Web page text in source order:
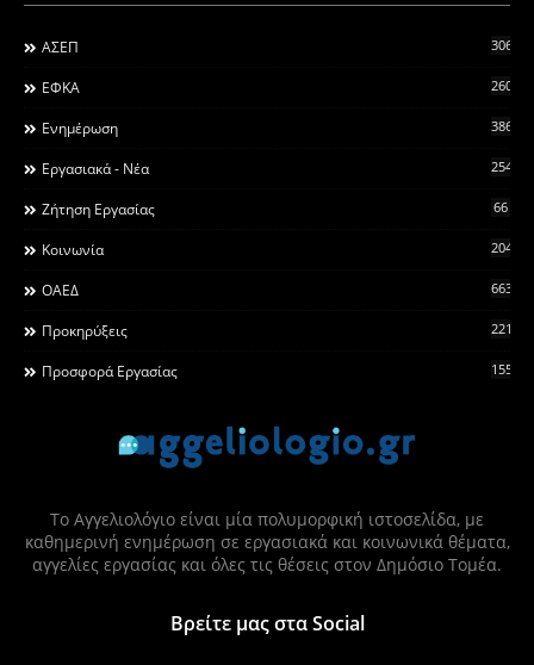
ΑΣΕΠ 306
ΕΦΚΑ 260
Ενημέρωση 3868
Εργασιακά - Νέα 2546
Ζήτηση Εργασίας 66
Κοινωνία 2044
ΟΑΕΔ 663
Προκηρύξεις 2215
Προσφορά Εργασίας 155
Το Αγγελιολόγιο είναι μία πολυμορφική ιστοσελίδα, με
καθημερινή ενημέρωση σε εργασιακά και κοινωνικά θέματα,
αγγελίες εργασίας και όλες τις θέσεις στον Δημόσιο Τομέα.
Βρείτε μας στα Social